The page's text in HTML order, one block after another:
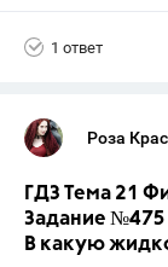
1 ответ
Роза
ГДЗ Тема 21
Задание №475
В какую